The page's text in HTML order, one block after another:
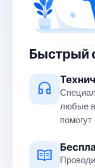
Быстрый
любые
помогут